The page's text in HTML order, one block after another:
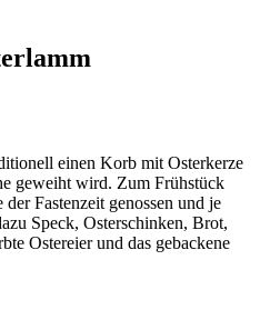
einen Korb mit Osterkerze
geweiht wird. Zum Frühstück
Fastenzeit genossen und je
Speck, Osterschinken, Brot,
Ostereier und das gebackene